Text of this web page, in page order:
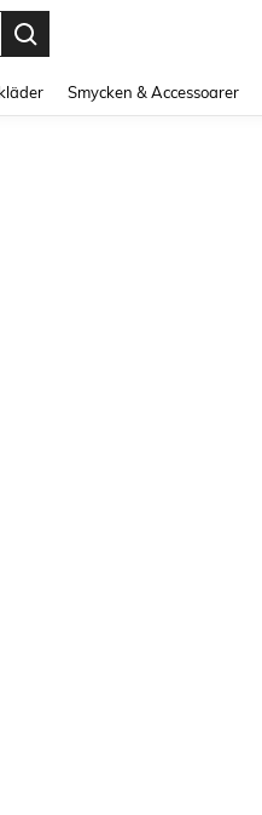
Smycken & Accessoarer